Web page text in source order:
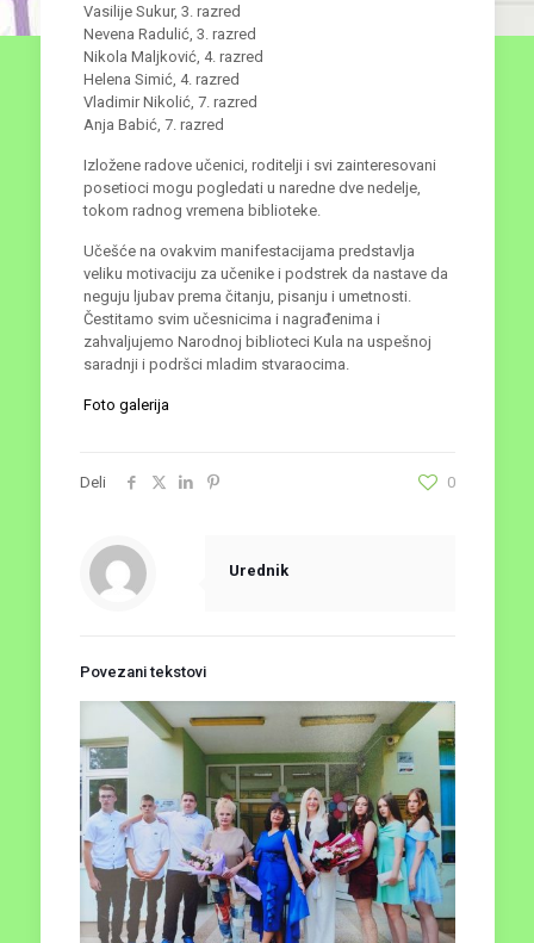
Vasilije Sukur, 3. razred
Nevena Radulić, 3. razred
Nikola Maljković, 4. razred
Helena Simić, 4. razred
Vladimir Nikolić, 7. razred
Anja Babić, 7. razred
Izložene radove učenici, roditelji i svi zainteresovani
posetioci mogu pogledati u naredne dve nedelje,
tokom radnog vremena biblioteke.
Učešće na ovakvim manifestacijama predstavlja
veliku motivaciju za učenike i podstrek da nastave da
neguju ljubav prema čitanju, pisanju i umetnosti.
Čestitamo svim učesnicima i nagrađenima i
zahvaljujemo Narodnoj biblioteci Kula na uspešnoj
saradnji i podršci mladim stvaraocima.
Foto galerija
Deli 0
Urednik
Povezani tekstovi